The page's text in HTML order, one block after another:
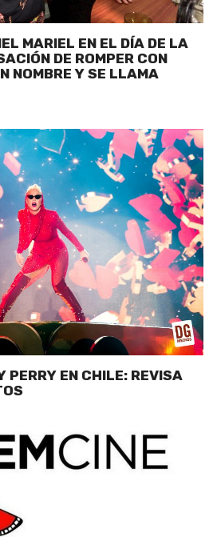
MARIEL EN EL DÍA DE LA
DE ROMPER CON
NOMBRE Y SE LLAMA
PERRY EN CHILE: REVISA